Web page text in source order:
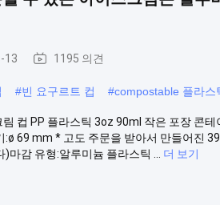
13 1195 의견
#빈 요구르트 컵 #compostable 플라스
컵 PP 플라스틱 3oz 90ml 작은 포장 콘
69 mm * 고도 주문을 받아서 만들어진
마감 유형:알루미늄 플라스틱 ...
더 보기